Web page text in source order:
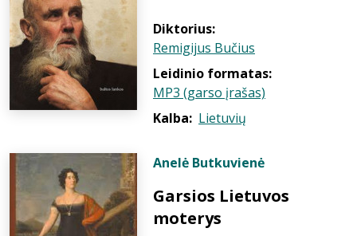
Diktorius:
Remigijus Bučius
Leidinio formatas:
MP3 (garso įrašas)
Kalba: Lietuvių
Anelė Butkuvienė
Garsios Lietuvos
moterys